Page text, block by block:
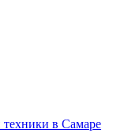
техники в Самаре